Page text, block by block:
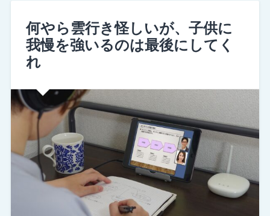
何やら雲行き怪しいが、子供に
我慢を強いるのは最後にしてく
れ